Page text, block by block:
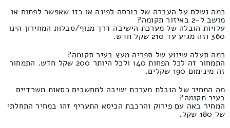
כמה נשלם על העברה של כורסה לפינה או כזו שאפשר לפתוח או
מושב ל-2 באיזור תקומה?
עלויות הובלה של מערכת הישיבה דרך מנוף/סבלות המחירון הינו
360 וזה מגיע עד 210 שקל חדש.
כמה תעלה שינוע של ספריה מעץ בעיר תקומה?
התמחור זה לכל הפחות 140 ולכל היותר 200 שקל חדש. התמחור
זה מינימום 190 שקלים.
מה המחיר של הובלת מערכת ישיבה למחשבים כסאות משרדיים
בעיר תקומה?
המחיר באה עם פירוק והרכבת הכיסא התעריף זהו במחיר התחלתי
של 180 שקל.